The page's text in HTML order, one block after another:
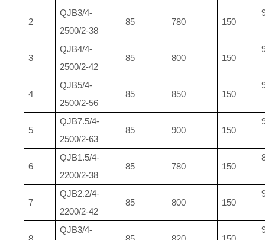
2
QJB3/4-
2500/2-38
85 780 150
3
QJB4/4-
2500/2-42
85 800 150
4
QJB5/4-
2500/2-56
85 850 150
5
QJB7.5/4-
2500/2-63
85 900 150
6
QJB1.5/4-
2200/2-38
85 780 150
7
QJB2.2/4-
2200/2-42
85 800 150
QJB3/4-